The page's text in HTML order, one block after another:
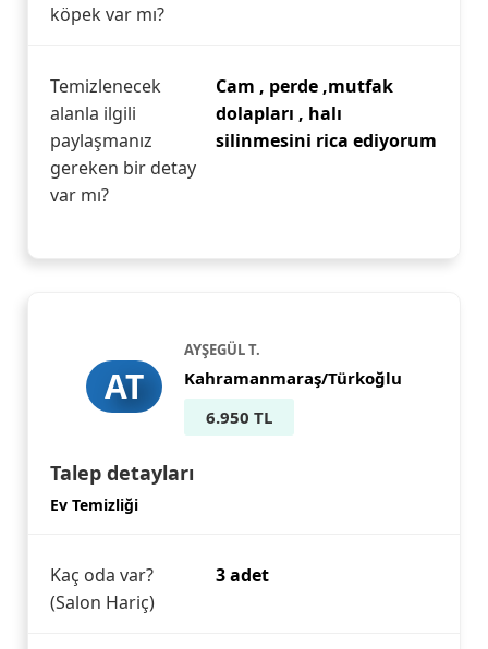
köpek var mı?
Temizlenecek
alanla ilgili
paylaşmanız
gereken bir detay
var mı?
Cam , perde ,mutfak
dolapları , halı
silinmesini rica ediyorum
AT
AYŞEGÜL T.
Kahramanmaraş/Türkoğlu
6.950 TL
Talep detayları
Ev Temizliği
Kaç oda var?
(Salon Hariç)
3 adet